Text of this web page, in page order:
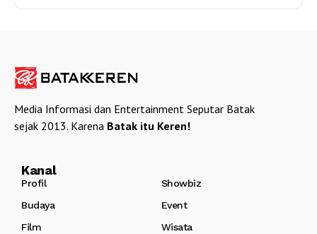
Media Informasi dan Entertainment Seputar Batak
sejak 2013. Karena Batak itu Keren!
Kanal
Profil
Showbiz
Budaya
Event
Film
Wisata